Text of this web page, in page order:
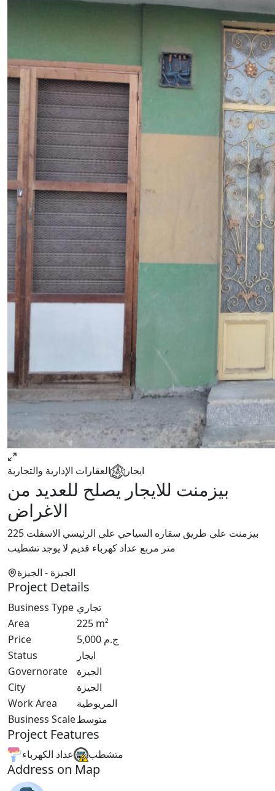
ايجار العقارات الإدارية والتجارية
بيزمنت للايجار يصلح للعديد من
الاغراض
بيزمنت علي طريق سقاره السياحي علي الرئيسي الاسفلت 225
متر مربع عداد كهرباء قديم لا يوجد تشطيب
الجيزة - الجيزة
Project Details
Business Type تجاري
Area
225 m²
Price
5,000 ج.م
Status
ايجار
Governorate
الجيزة
City
الجيزة
Work Area
المريوطية
Business Scaleمتوسط
Project Features
متشطب عداد الكهرباء
Address on Map